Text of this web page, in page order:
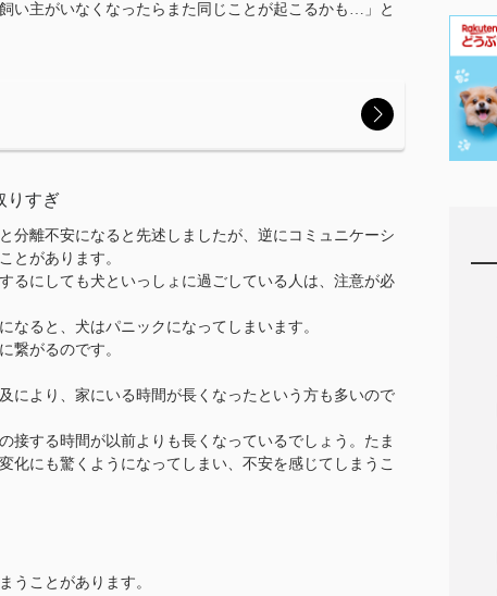
い主がいなくなったらまた同じことが起こるかも…」と
りすぎ
分離不安になると先述しましたが、逆にコミュニケーシ
とがあります。
るにしても犬といっしょに過ごしている人は、注意が必
なると、犬はパニックになってしまいます。
繋がるのです。
により、家にいる時間が長くなったという方も多いので
接する時間が以前よりも長くなっているでしょう。たま
化にも驚くようになってしまい、不安を感じてしまうこ
うことがあります。